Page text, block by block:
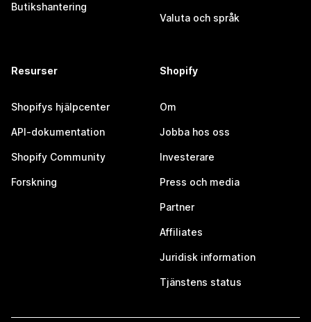
Butikshantering
Valuta och språk
Resurser
Shopifys hjälpcenter
API-dokumentation
Shopify Community
Forskning
Shopify
Om
Jobba hos oss
Investerare
Press och media
Partner
Affiliates
Juridisk information
Tjänstens status